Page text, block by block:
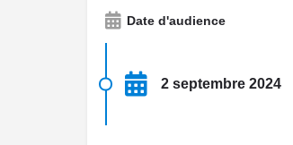
Date d'audience
2 septembre 2024